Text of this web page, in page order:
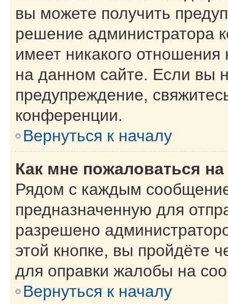
вы можете получить
решение администратора
имеет никакого
на данном сайте. Если вы
предупреждение,
конференции.
Вернуться к началу
Как мне пожаловаться
Рядом с каждым
предназначенную для
разрешено
этой кнопке, вы пройдёте
для оправки жалобы на
Вернуться к началу